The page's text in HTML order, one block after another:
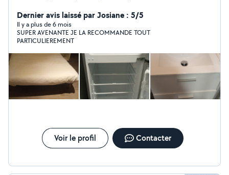
courses Je peu prendre votre repassage et le faire.
Vous le.ramner. les balades m occuper des enfants
surveillante de nuit Accueillir. Accompagner. Chantier de
peinture. Je peu laver vos voitures extérieur. Et
interieur. Classer des dossiers informatique. Faites des
lettres de motivations. Petit. Dépannage informatique.
Petit travaux de plomberie je suis a votre service;
Dernier avis laissé par Josiane : 5/5
Il y a plus de 6 mois
SUPER AVENANTE JE LA RECOMMANDE TOUT
PARTICULIEREMENT
Voir le profil Contacter